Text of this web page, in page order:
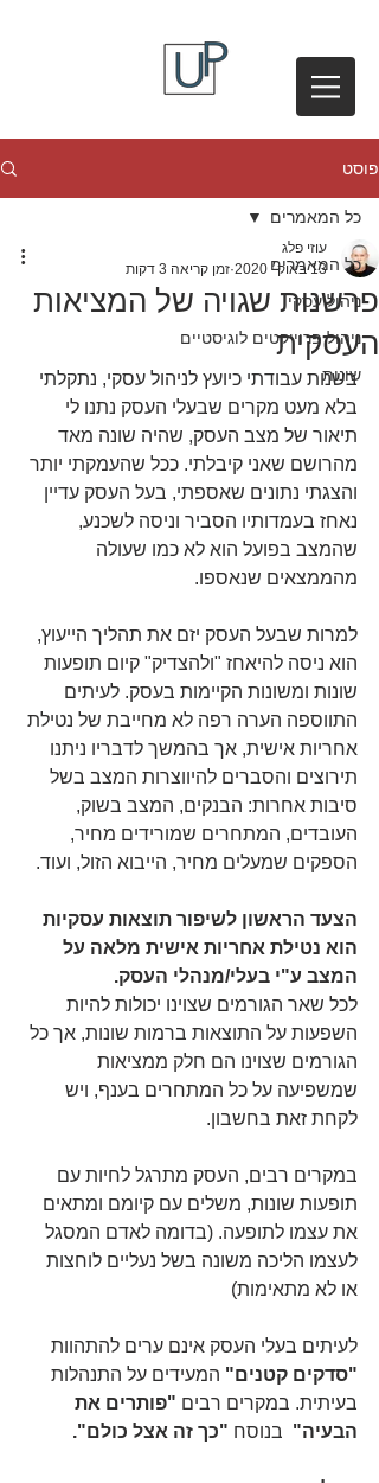
פוסט
כל המאמרים
ניהול עסקי
ניהול פרוייקטים לוגיסטיים
שונות
כל המאמרים
פרשנות שגויה של המציאות
העסקית
עוזי פלג
13 באוק׳ 2020
זמן קריאה 3 דקות
בשנות עבודתי כיועץ לניהול עסקי, נתקלתי
בלא מעט מקרים שבעלי העסק נתנו לי
תיאור של מצב העסק, שהיה שונה מאד
מהרושם שאני קיבלתי. ככל שהעמקתי יותר
והצגתי נתונים שאספתי, בעל העסק עדיין
נאחז בעמדותיו הסביר וניסה לשכנע,
שהמצב בפועל הוא לא כמו שעולה
מהממצאים שנאספו.
למרות שבעל העסק יזם את תהליך הייעוץ,
הוא ניסה להיאחז "ולהצדיק" קיום תופעות
שונות ומשונות הקיימות בעסק. לעיתים
התווספה הערה רפה לא מחייבת של נטילת
אחריות אישית, אך בהמשך לדבריו ניתנו
תירוצים והסברים להיווצרות המצב בשל
סיבות אחרות: הבנקים, המצב בשוק,
העובדים, המתחרים שמורידים מחיר,
הספקים שמעלים מחיר, הייבוא הזול, ועוד.
הצעד הראשון לשיפור תוצאות עסקיות
הוא נטילת אחריות אישית מלאה על
המצב ע"י בעלי/מנהלי העסק.
לכל שאר הגורמים שצוינו יכולות להיות
השפעות על התוצאות ברמות שונות, אך כל
הגורמים שצוינו הם חלק ממציאות
שמשפיעה על כל המתחרים בענף, ויש
לקחת זאת בחשבון.
במקרים רבים, העסק מתרגל לחיות עם
תופעות שונות, משלים עם קיומם ומתאים
את עצמו לתופעה. (בדומה לאדם המסגל
לעצמו הליכה משונה בשל נעליים לוחצות
או לא מתאימות)
לעיתים בעלי העסק אינם ערים להתהוות
"סדקים קטנים" המעידים על התנהלות
בעיתית. במקרים רבים "פותרים את
הבעיה"
  בנוסח
"כך זה אצל כולם".